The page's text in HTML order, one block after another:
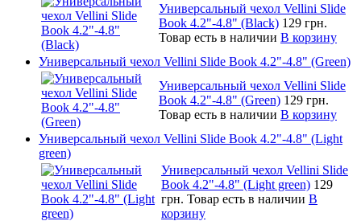
Универсальный чехол Vellini Slide
Book 4.2"-4.8" (Black) 129 грн.
Товар есть в наличии В корзину
Универсальный чехол Vellini Slide Book 4.2"-4.8" (Green)
Универсальный чехол Vellini Slide
Book 4.2"-4.8" (Green) 129 грн.
Товар есть в наличии В корзину
Универсальный чехол Vellini Slide Book 4.2"-4.8" (Light
green)
Универсальный чехол Vellini Slide
Book 4.2"-4.8" (Light green) 129
грн. Товар есть в наличии В
корзину